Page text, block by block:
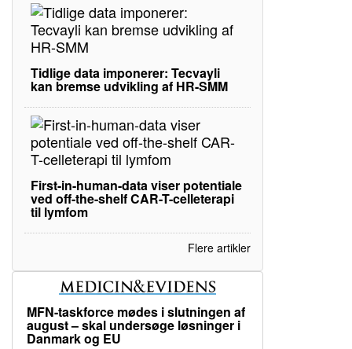
Tidlige data imponerer: Tecvayli
kan bremse udvikling af HR-SMM
First-in-human-data viser potentiale
ved off-the-shelf CAR-T-celleterapi
til lymfom
Flere artikler
MFN-taskforce mødes i slutningen af
august – skal undersøge løsninger i
Danmark og EU